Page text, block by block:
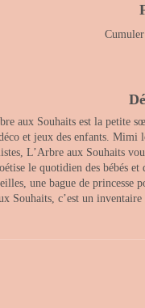
aux Souhaits est la petite
et jeux des enfants.
L’Arbre aux Souhaits
le quotidien des bébés
une bague de
Souhaits, c’est un